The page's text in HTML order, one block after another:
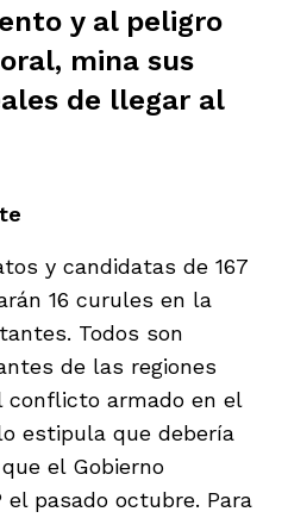
y al peligro
mina sus
de llegar al
y candidatas de 167
16 curules en la
Todos son
de las regiones
conflicto armado en el
estipula que debería
el Gobierno
pasado octubre. Para